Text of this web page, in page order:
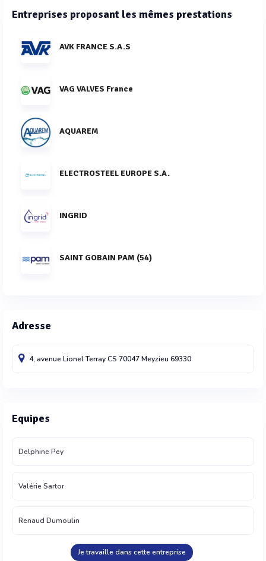
Entreprises proposant les mêmes prestations
AVK FRANCE S.A.S
VAG VALVES France
AQUAREM
ELECTROSTEEL EUROPE S.A.
INGRID
SAINT GOBAIN PAM (54)
Adresse
4, avenue Lionel Terray CS 70047Meyzieu 69330
Equipes
Delphine Pey
Valérie Sartor
Renaud Dumoulin
Je travaille dans cette entreprise